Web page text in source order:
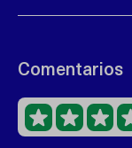
Comentarios